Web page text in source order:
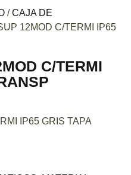
/CAJA DE
12MOD C/TERMI IP65
C/TERMI
IP65 GRIS TAPA